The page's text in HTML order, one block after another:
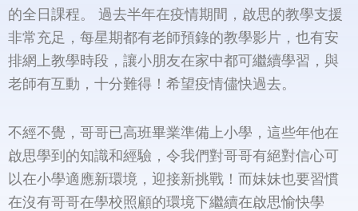
的全日課程。 過去半年在疫情期間，啟思的教學支援
非常充足，每星期都有老師預錄的教學影片，也有安
排網上教學時段，讓小朋友在家中都可繼續學習，與
老師有互動，十分難得！希望疫情儘快過去。
不經不覺，哥哥已高班畢業準備上小學，這些年他在
啟思學到的知識和經驗，令我們對哥哥有絕對信心可
以在小學適應新環境，迎接新挑戰！而妹妹也要習慣
在沒有哥哥在學校照顧的環境下繼續在啟思愉快學